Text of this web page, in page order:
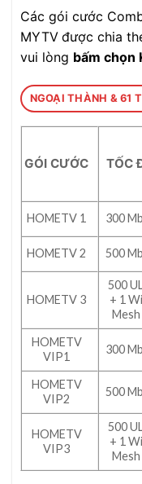
Các gói cước
MYTV được chia
vui lòng bấm chọn
NGOẠI THÀNH & 61
GÓI CƯỚC TỐC
HOMETV 1 300
HOMETV 2 500
HOMETV 3
500
+ 1
Mesh
HOMETV
VIP1
300
HOMETV
VIP2
500
HOMETV
VIP3
500
+ 1
Mesh